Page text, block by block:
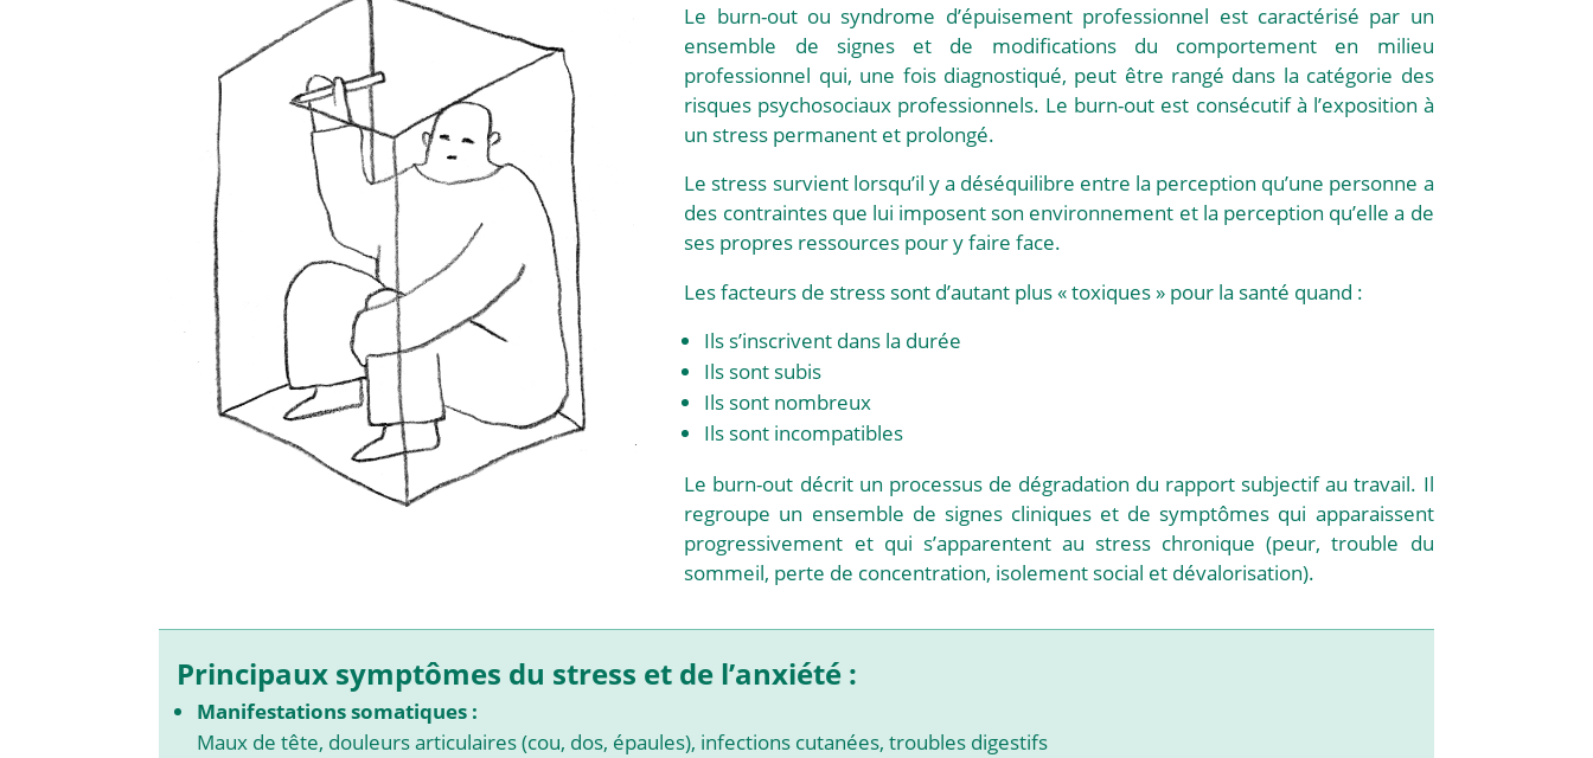
Le burn-out ou syndrome d’épuisement professionnel est caractérisé par un
ensemble de signes et de modifications du comportement en milieu
professionnel qui, une fois diagnostiqué, peut être rangé dans la catégorie des
risques psychosociaux professionnels. Le burn-out est consécutif à l’exposition à
un stress permanent et prolongé.
Le stress survient lorsqu’il y a déséquilibre entre la perception qu’une personne a
des contraintes que lui imposent son environnement et la perception qu’elle a de
ses propres ressources pour y faire face.
Les facteurs de stress sont d’autant plus « toxiques » pour la santé quand :
Ils s’inscrivent dans la durée
Ils sont subis
Ils sont nombreux
Ils sont incompatibles
Le burn-out décrit un processus de dégradation du rapport subjectif au travail. Il
regroupe un ensemble de signes cliniques et de symptômes qui apparaissent
progressivement et qui s’apparentent au stress chronique (peur, trouble du
sommeil, perte de concentration, isolement social et dévalorisation).
Principaux symptômes du stress et de l’anxiété :
Manifestations somatiques :
Maux de tête, douleurs articulaires (cou, dos, épaules), infections cutanées, troubles digestifs